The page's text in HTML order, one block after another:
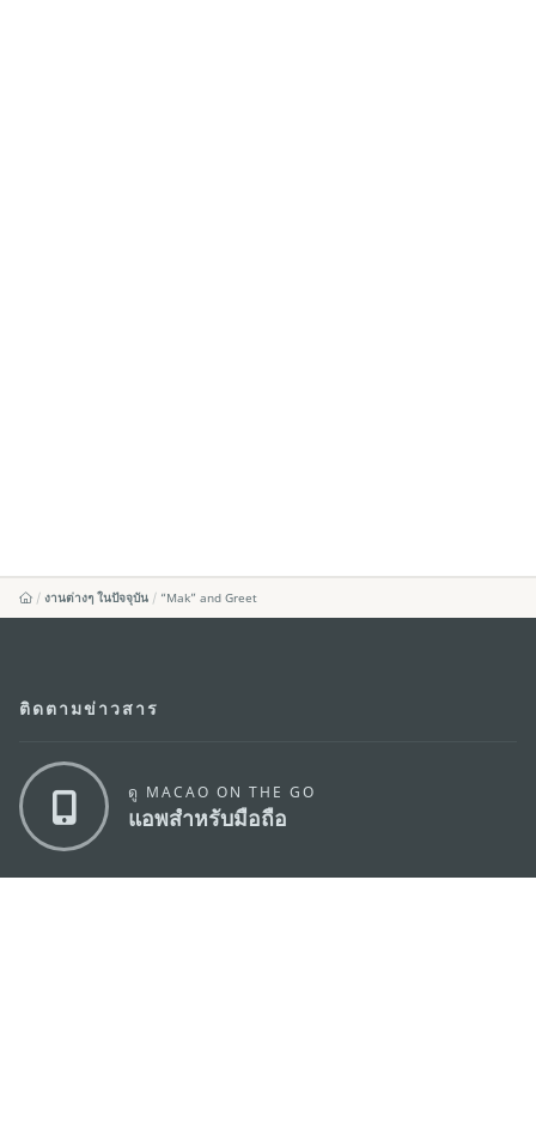
งานต่างๆ ในปัจจุบัน “Mak” and Greet
ติดตามข่าวสาร
ดู MACAO ON THE GO
แอพสำหรับมือถือ